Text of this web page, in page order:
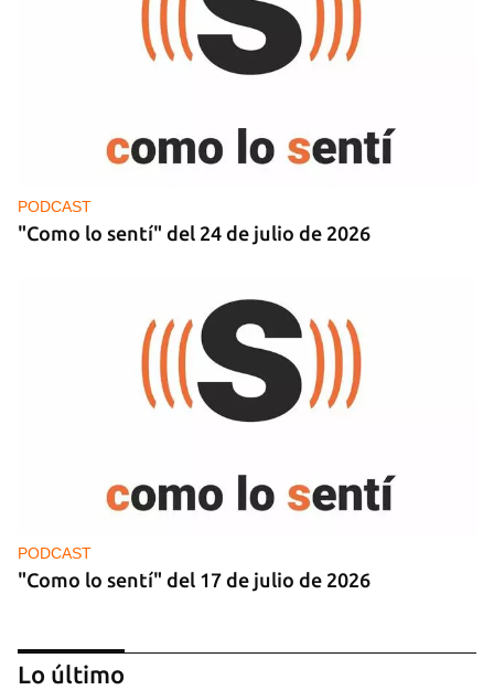
PODCAST
"Como lo sentí" del 24 de julio de 2026
PODCAST
"Como lo sentí" del 17 de julio de 2026
Lo último